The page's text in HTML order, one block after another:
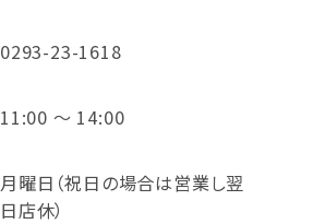
0293-23-1618
11:00 ～ 14:00
月曜日（祝日の場合は営業し翌
日店休）